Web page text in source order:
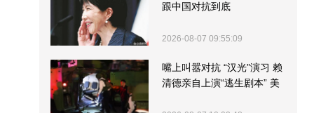
跟中国对抗到底
2026-08-07 09:55:09
嘴上叫嚣对抗 “汉光”演习 赖
清德亲自上演“逃生剧本” 美